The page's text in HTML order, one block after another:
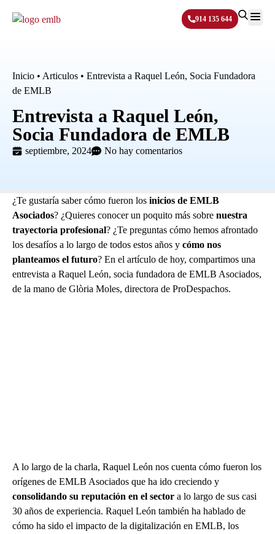
914 135 644
Inicio • Articulos • Entrevista a Raquel León, Socia Fundadora
de EMLB
Entrevista a Raquel León,
Socia Fundadora de EMLB
septiembre, 2024 No hay comentarios
¿Te gustaría saber cómo fueron los inicios de EMLB
Asociados? ¿Quieres conocer un poquito más sobre nuestra
trayectoria profesional? ¿Te preguntas cómo hemos afrontado
los desafíos a lo largo de todos estos años y cómo nos
planteamos el futuro? En el artículo de hoy, compartimos una
entrevista a Raquel León, socia fundadora de EMLB Asociados,
de la mano de Glòria Moles, directora de ProDespachos.
A lo largo de la charla, Raquel León nos cuenta cómo fueron los
orígenes de EMLB Asociados que ha ido creciendo y
consolidando su reputación en el sector a lo largo de sus casi
30 años de experiencia. Raquel León también ha hablado de
cómo ha sido el impacto de la digitalización en EMLB, los